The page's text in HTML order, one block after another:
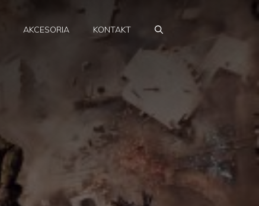
AKCESORIA KONTAKT